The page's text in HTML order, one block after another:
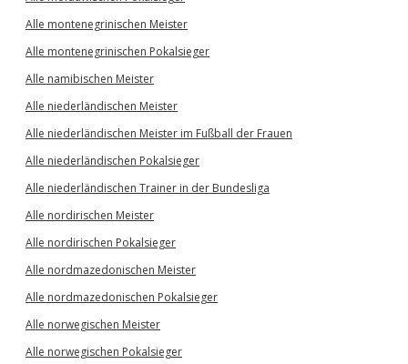
Alle montenegrinischen Meister
Alle montenegrinischen Pokalsieger
Alle namibischen Meister
Alle niederländischen Meister
Alle niederländischen Meister im Fußball der Frauen
Alle niederländischen Pokalsieger
Alle niederländischen Trainer in der Bundesliga
Alle nordirischen Meister
Alle nordirischen Pokalsieger
Alle nordmazedonischen Meister
Alle nordmazedonischen Pokalsieger
Alle norwegischen Meister
Alle norwegischen Pokalsieger